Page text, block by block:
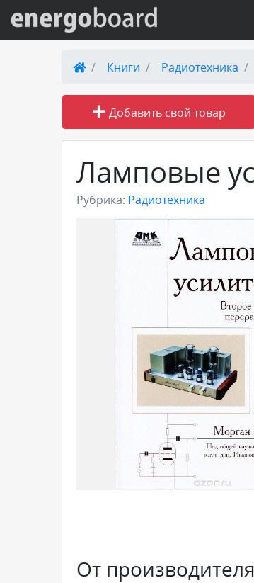
Вход на сайт
Поиск по сайту
Публикации
Справка
Добавить товар или услугу
Книги Радиотехника
Добавить свой товар
Ламповые
Рубрика: Радиотехника
От производителя